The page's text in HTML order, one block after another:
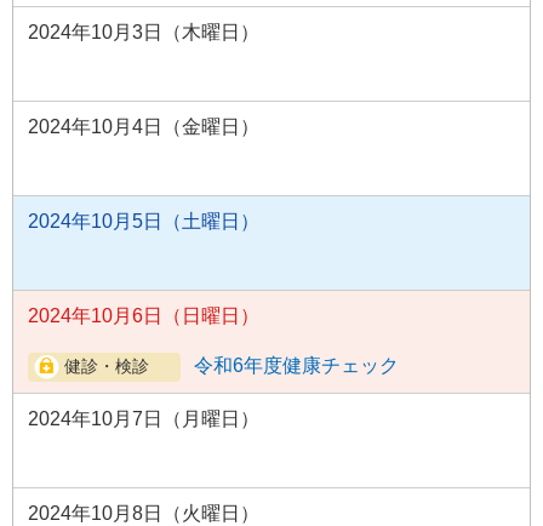
2024年10月3日（木曜日）
2024年10月4日（金曜日）
2024年10月5日（土曜日）
2024年10月6日（日曜日）
令和6年度健康チェック
2024年10月7日（月曜日）
2024年10月8日（火曜日）